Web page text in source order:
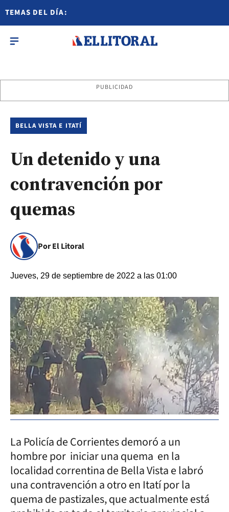
TEMAS DEL DÍA:
PUBLICIDAD
BELLA VISTA E ITATÍ
Un detenido y una
contravención por
quemas
Por El Litoral
Jueves, 29 de septiembre de 2022 a las 01:00
La Policía de Corrientes demoró a un
hombre por iniciar una quema en la
localidad correntina de Bella Vista e labró
una contravención a otro en Itatí por la
quema de pastizales, que actualmente está